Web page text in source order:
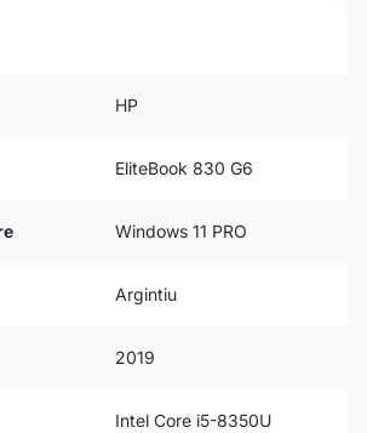
HP
EliteBook 830 G6
Windows 11 PRO
Argintiu
2019
Intel Core i5-8350U